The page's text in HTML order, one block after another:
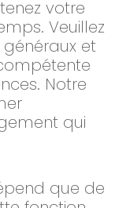
votre
Veuillez
et
Notre
qui
que de